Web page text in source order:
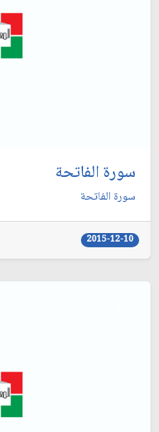
سورة الفاتحة
سورة الفاتحة
2015-12-10